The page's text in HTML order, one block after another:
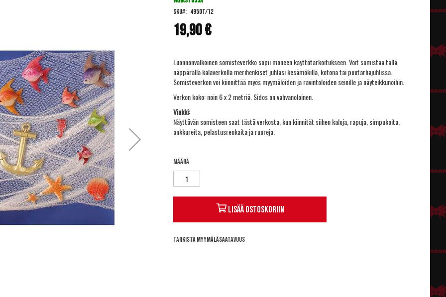
19,90 €
SKU
4950T/12
Luonnonvalkoinen somisteverkko sopii moneen käyttötarkoitukseen. Voit somistaa tällä
näppärällä kalaverkolla merihenkiset juhlasi kesämökillä, kotona tai puutarhajuhlissa.
Somisteverkon voi kiinnittää myös myymälöiden ja ravintoloiden seinille ja näyteikkunoihin.
Verkon koko: noin 6 x 2 metriä. Sidos on vahvanoloinen.
Vinkki:
Näyttävän somisteen saat tästä verkosta, kun kiinnität siihen kaloja, rapuja, simpukoita,
ankkureita, pelastusrenkaita ja ruoreja.
Määrä
Lisää ostoskoriin
Tarkista myymäläsaatavuus